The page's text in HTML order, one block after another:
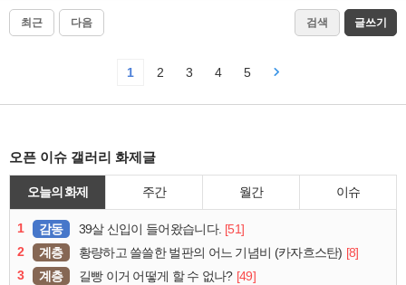
최근 다음 검색 글쓰기
1 2 3 4 5
오픈 이슈 갤러리 화제글
오늘의 화제 주간 월간 이슈
1 감동 39살 신입이 들어왔습니다. [51]
2
계층 황량하고 쓸쓸한 벌판의 어느 기념비 (카자흐스탄) [8]
3
계층 길빵 이거 어떻게 할 수 없나? [49]